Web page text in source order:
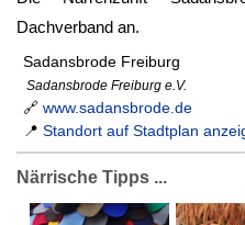
Dachverband an.
Sadansbrode Freiburg
Sadansbrode Freiburg e.V.
🔗 www.sadansbrode.de
📍 Standort auf Stadtplan
Närrische Tipps ...